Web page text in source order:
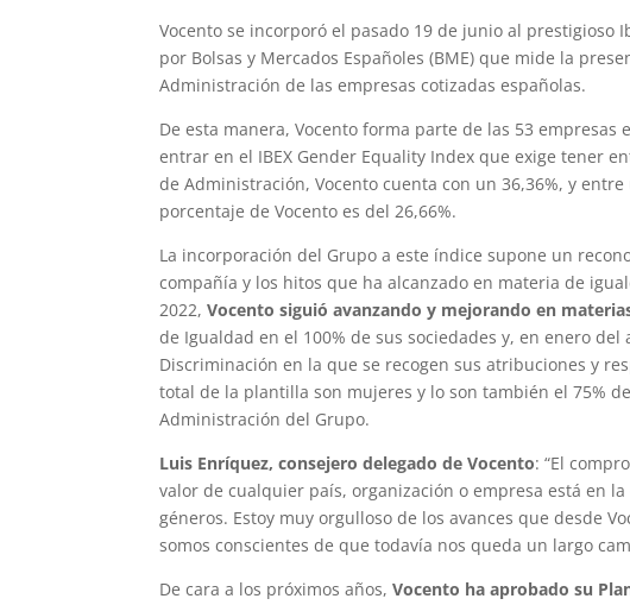
Vocento se incorporó el pasado 19 de junio al
por Bolsas y Mercados Españoles (BME) que mide la
Administración de las empresas cotizadas españolas.
De esta manera, Vocento forma parte de las 53
entrar en el IBEX Gender Equality Index que exige tener
de Administración, Vocento cuenta con un 36,36%, y
porcentaje de Vocento es del 26,66%.
La incorporación del Grupo a este índice supone un
compañía y los hitos que ha alcanzado en materia de
2022,Vocento siguió avanzando y mejorando en
de Igualdad en el 100% de sus sociedades y, en enero
Discriminación en la que se recogen sus atribuciones y
total de la plantilla son mujeres y lo son también el 75%
Administración del Grupo.
Luis Enríquez, consejero delegado de Vocento: “El
valor de cualquier país, organización o empresa está en
géneros. Estoy muy orgulloso de los avances que desde
somos conscientes de que todavía nos queda un largo
De cara a los próximos años,Vocento ha aprobado su